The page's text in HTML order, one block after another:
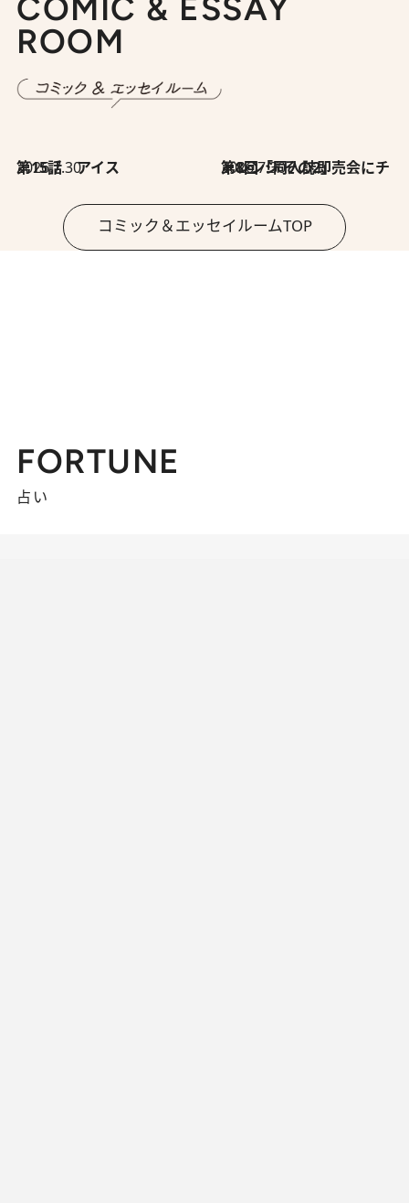
COMIC & ESSAY
ROOM
2026.7.30
第15話 アイス 2026.7.30
第8回「同人誌即売会にチャレンジ その2」
コミック＆エッセイルームTOP
FORTUNE
占い